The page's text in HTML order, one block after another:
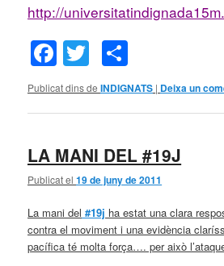
http://
Facebook
Twitter
Publicat dins de INDIGNATS | Deixa un
LA MANI DEL #19J
Publicat el19 de juny de 2011
La mani del #19j ha estat una clara
contra el moviment i una evidència
pacífica té molta força…. per això